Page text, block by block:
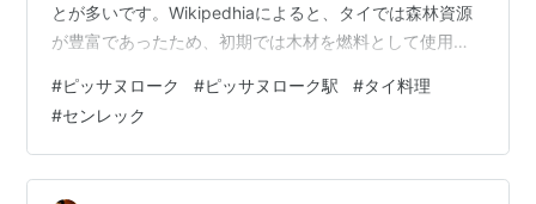
とが多いです。Wikipedhiaによると、タイでは森林資源
が豊富であったため、初期では木材を燃料として使用し
料にしていたとあります。 ごく一部が動態保存されてい
るとの記述もありますが、ほとんどが全国の主要駅でこ
のような形で残されています。今回の旅で訪れてきたチ
ェンマイ駅、ナコーンラムパーン駅にも同じように飾ら
#ピッサヌローク #ピッサヌローク駅 #タイ料理
#センレック